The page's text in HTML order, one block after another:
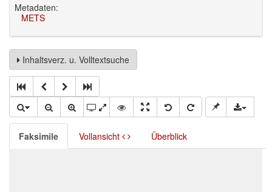
Metadaten:
METS
Inhaltsverz. u. Volltextsuche
Faksimile Vollansicht Überblick